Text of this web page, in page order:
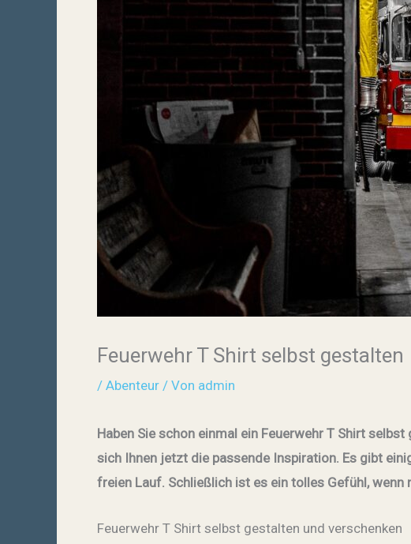
Feuerwehr T Shirt selbst gestalten
/ Abenteur / Von admin
Haben Sie schon einmal ein Feuerwehr T Shirt
sich Ihnen jetzt die passende Inspiration. Es gibt
freien Lauf. Schließlich ist es ein tolles Gefühl,
Feuerwehr T Shirt selbst gestalten und verschenken